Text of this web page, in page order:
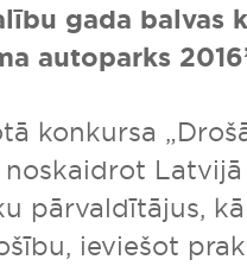
gada balvas
autoparks
konkursa
pārvaldītājus,
ieviešot